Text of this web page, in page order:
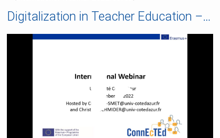
Digitalization in Teacher Education – Nice & Freiburg, France & Germany (International Webinar 2022/09/05)